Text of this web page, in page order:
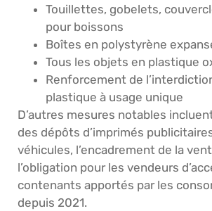
Touillettes, gobelets,
pour boissons
Boîtes en polystyrène
Tous les objets en plastique
Renforcement de
plastique à usage unique
D’autres mesures notables
des dépôts d’imprimés
véhicules, l’encadrement de la
l’obligation pour les vendeurs
contenants apportés par les
depuis 2021.